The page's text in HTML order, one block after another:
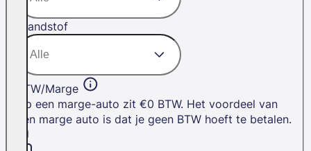
Brandstof
BTW/Marge
Op een marge-auto zit €0 BTW. Het voordeel van
een marge auto is dat je geen BTW hoeft te betalen.